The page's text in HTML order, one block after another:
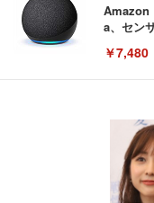
Amazon
a、セン
￥7,480
い 跳ね
キング
ン樹脂
(黒網+
￥5,699
EIZO
イト
￥
回使い
￥3,373